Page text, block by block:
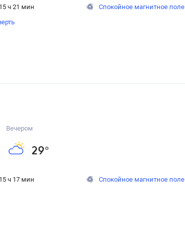
ч 21 мин
Спокойное магнитное поле
Вечером
29°
ч 17 мин
Спокойное магнитное поле